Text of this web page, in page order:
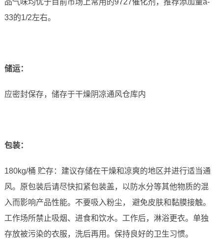
品气味均优于目前市场上常用的9727催化剂，推荐添加量a-
33的1/2左右。
储运：
应密封保存，储存于干燥阴凉通风仓库内
包装：
180kg/桶 贮存：建议存储在干燥和凉爽的地区并进行适当通
风。原包装后请尽快扣紧包装盖，以防水分等其他物质的混
入而影响产品性能。不要吸入粉尘， 避免皮肤和黏膜接触。
工作场所禁止吸烟、进食和饮水。工作后，淋浴更衣。单独
存放被污染的衣服，洗后再用。保持良好的卫生习惯。